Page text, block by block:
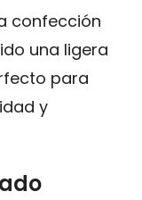
confección
una ligera
para
y